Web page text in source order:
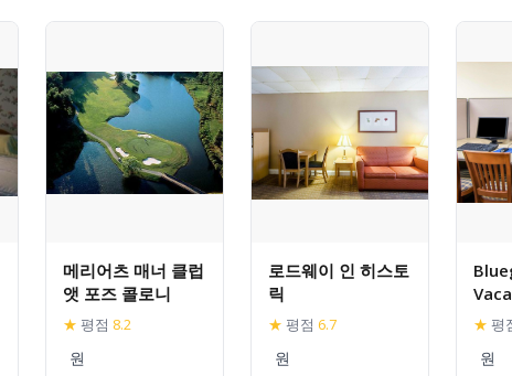
메리어츠 매너 클럽
앳 포즈 콜로니
★ 평점 8.2
로드웨이 인 히스토
릭
★ 평점 6.7 ★ 평